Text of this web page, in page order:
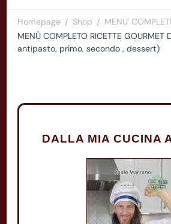
Homepage / Shop / MENU'
MENÙ COMPLETO RICETTE
antipasto, primo, secondo , dessert)
DALLA MIA CUCINA